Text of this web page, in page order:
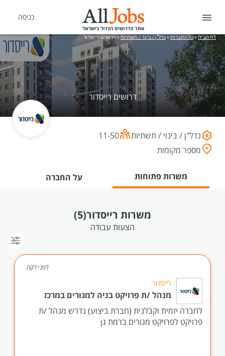
כניסה
דף הבית»כל החברות » נדל"ן / בינוי / תשתיות »דרושים רייסדור
דרושים רייסדור
נדל"ן / בינוי / תשתיות
11-50
מספר מקומות
משרות פתוחות על החברה
משרות רייסדור(5)
הצעות עבודה
לפני דקה
רייסדור
מנהל /ת פרויקט בניה למגורים במרכז
לחברה יזמית וקבלנית (חברת ביצוע) נדרש מנהל /ת
פרויקט לפרויקט מגורים ברמת גן